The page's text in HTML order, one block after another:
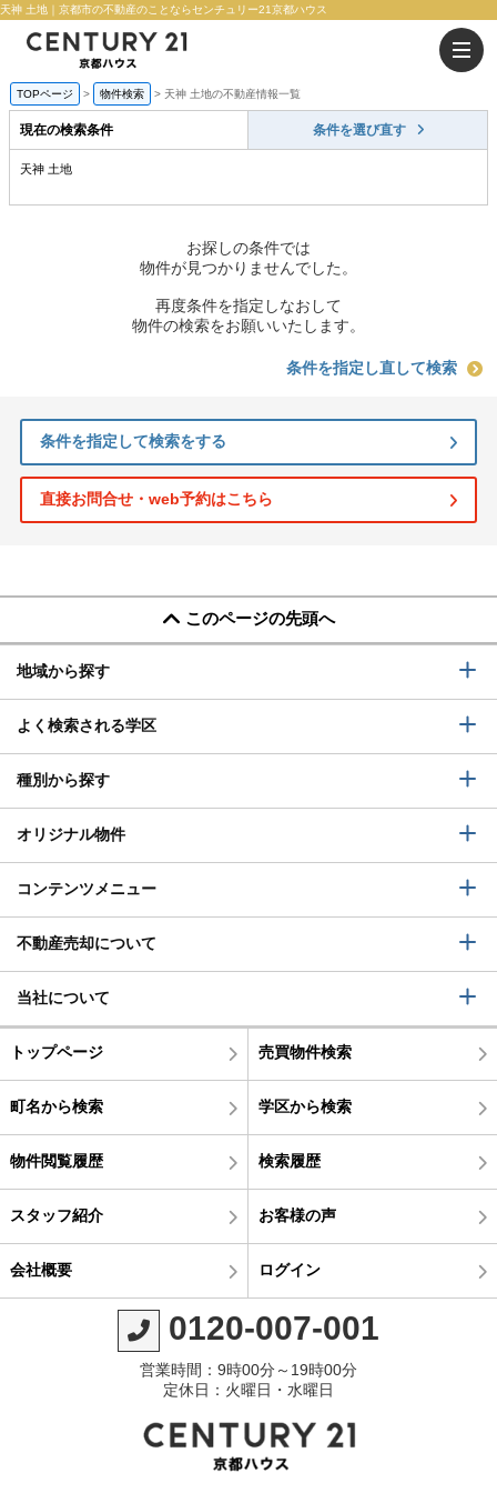
天神 土地｜京都市の不動産のことならセンチュリー21京都ハウス
TOPページ 物件検索 天神 土地の不動産情報一覧
現在の検索条件 条件を選び直す
天神 土地
お探しの条件では
物件が見つかりませんでした。
再度条件を指定しなおして
物件の検索をお願いいたします。
条件を指定し直して検索
条件を指定して検索をする
直接お問合せ・web予約はこちら
このページの先頭へ
地域から探す
よく検索される学区
種別から探す
オリジナル物件
コンテンツメニュー
不動産売却について
当社について
トップページ 売買物件検索
町名から検索 学区から検索
物件閲覧履歴 検索履歴
スタッフ紹介 お客様の声
会社概要 ログイン
0120-007-001
営業時間：9時00分～19時00分
定休日：火曜日・水曜日